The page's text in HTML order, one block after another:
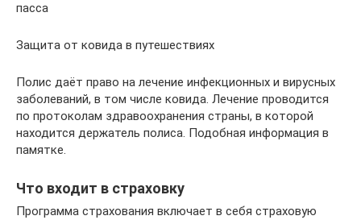
пасса
Защита от ковида в путешествиях
Полис даёт право на лечение инфекционных и вирусных
заболеваний, в том числе ковида. Лечение проводится
по протоколам здравоохранения страны, в которой
находится держатель полиса. Подобная информация в
памятке.
Что входит в страховку
Программа страхования включает в себя страховую